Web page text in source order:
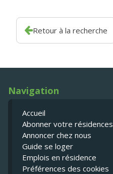
Retour à la recherche
Navigation
Accueil
Abonner votre résidences
Annoncer chez nous
Guide se loger
Emplois en résidence
Préférences des cookies